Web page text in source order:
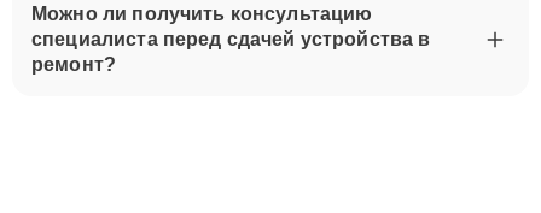
Можно ли получить консультацию
специалиста перед сдачей устройства в
ремонт?